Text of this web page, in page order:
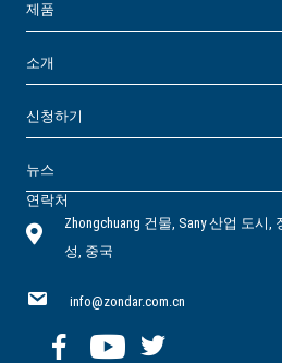
제품
소개
신청하기
뉴스
연락처
Zhongchuang 건물, Sany 산업 도
성, 중국
info@zondar.com.cn